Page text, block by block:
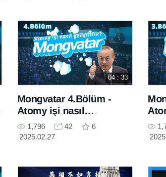
04 : 33
Mongvatar 4.Bölüm -
Atomy işi nasıl
geliştirilir?
1,796 42
6
2025.02.27